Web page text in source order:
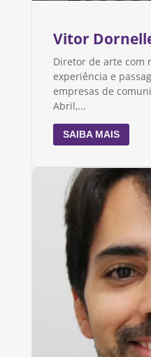
Vitor
Diretor de arte com
experiência e
empresas de
Abril,...
SAIBA MAIS